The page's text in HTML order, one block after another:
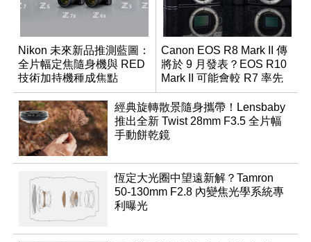
Nikon 未來新品推測藍圖：
全片幅定焦隨身機與 RED
技術加持機種成焦點
Canon EOS R8 Mark II 傳
將於 9 月發表？EOS R10
Mark II 可能會較 R7 率先
推出
經典旋轉散景隨身攜帶！Lensbaby
推出全新 Twist 28mm F3.5 全片幅
手動餅乾鏡
恆定大光圈中望遠新解？Tamron
50-130mm F2.8 內變焦光學系統專
利曝光